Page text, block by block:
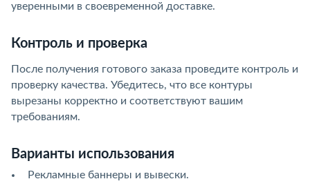
уверенными в своевременной доставке.
Контроль и проверка
После получения готового заказа проведите контроль и
проверку качества. Убедитесь, что все контуры
вырезаны корректно и соответствуют вашим
требованиям.
Варианты использования
Рекламные баннеры и вывески.